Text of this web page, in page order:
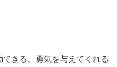
きる、勇気を与えてくれる